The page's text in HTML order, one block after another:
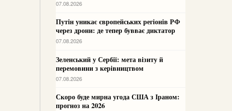
07.08.2026
Путін уникає європейських регіонів РФ
через дрони: де тепер бувває диктатор
07.08.2026
Зеленський у Сербії: мета візиту й
перемовини з керівництвом
07.08.2026
Скоро буде мирна угода США з Іраном:
прогноз на 2026